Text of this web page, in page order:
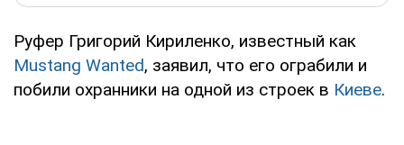
Руфер Григорий Кириленко, известный как
Mustang Wanted, заявил, что его ограбили и
побили охранники на одной из строек в Киеве.